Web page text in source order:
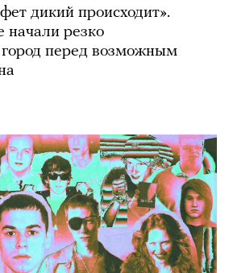
дикий происходит».
начали резко
перед возможным